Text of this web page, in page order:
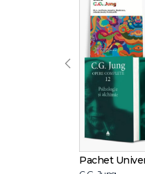
IV Sinele
V Cristos, un
VI Sub semnul
VII Profeţia lui
VIII Despre
IX
X Peştele în
1. Meduza
2. Peştele
3. Simbolul
XI
‹